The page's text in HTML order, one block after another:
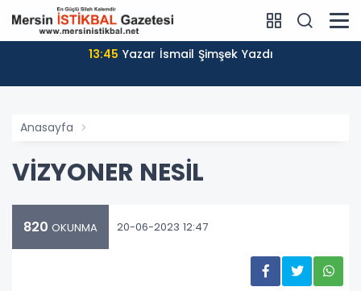
13:45 Yazar İsmail Şimşek Yazdı
Anasayfa
VİZYONER NESİL
820 OKUNMA 20-06-2023 12:47